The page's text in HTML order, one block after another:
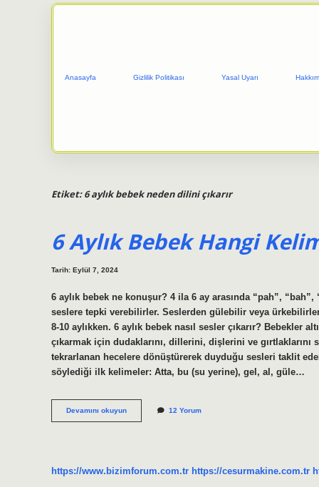
Anasayfa Gizlilik Politikası Yasal Uyarı
Etiket:6 aylık bebek neden dilini çıkarır
6 Aylık Bebek Hangi
Tarih: Eylül 7, 2024
6 aylık bebek ne konuşur? 4 ila 6 ay arasında “pah”, “bah”,
seslere tepki verebilirler. Seslerden gülebilir veya
8-10 aylıkken. 6 aylık bebek nasıl sesler çıkarır? Bebekler
çıkarmak için dudaklarını, dillerini, dişlerini ve gırtlaklarını
tekrarlanan hecelere dönüştürerek duyduğu sesleri taklit
söylediği ilk kelimeler: Atta, bu (su yerine), gel, al, güle…
Devamını okuyun6
Aylık
12 Yorum
https://www.bizimforum.com.tr https://cesurmakine.com.tr